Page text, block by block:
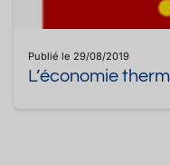
Publié le 29/08/2019
L’économie